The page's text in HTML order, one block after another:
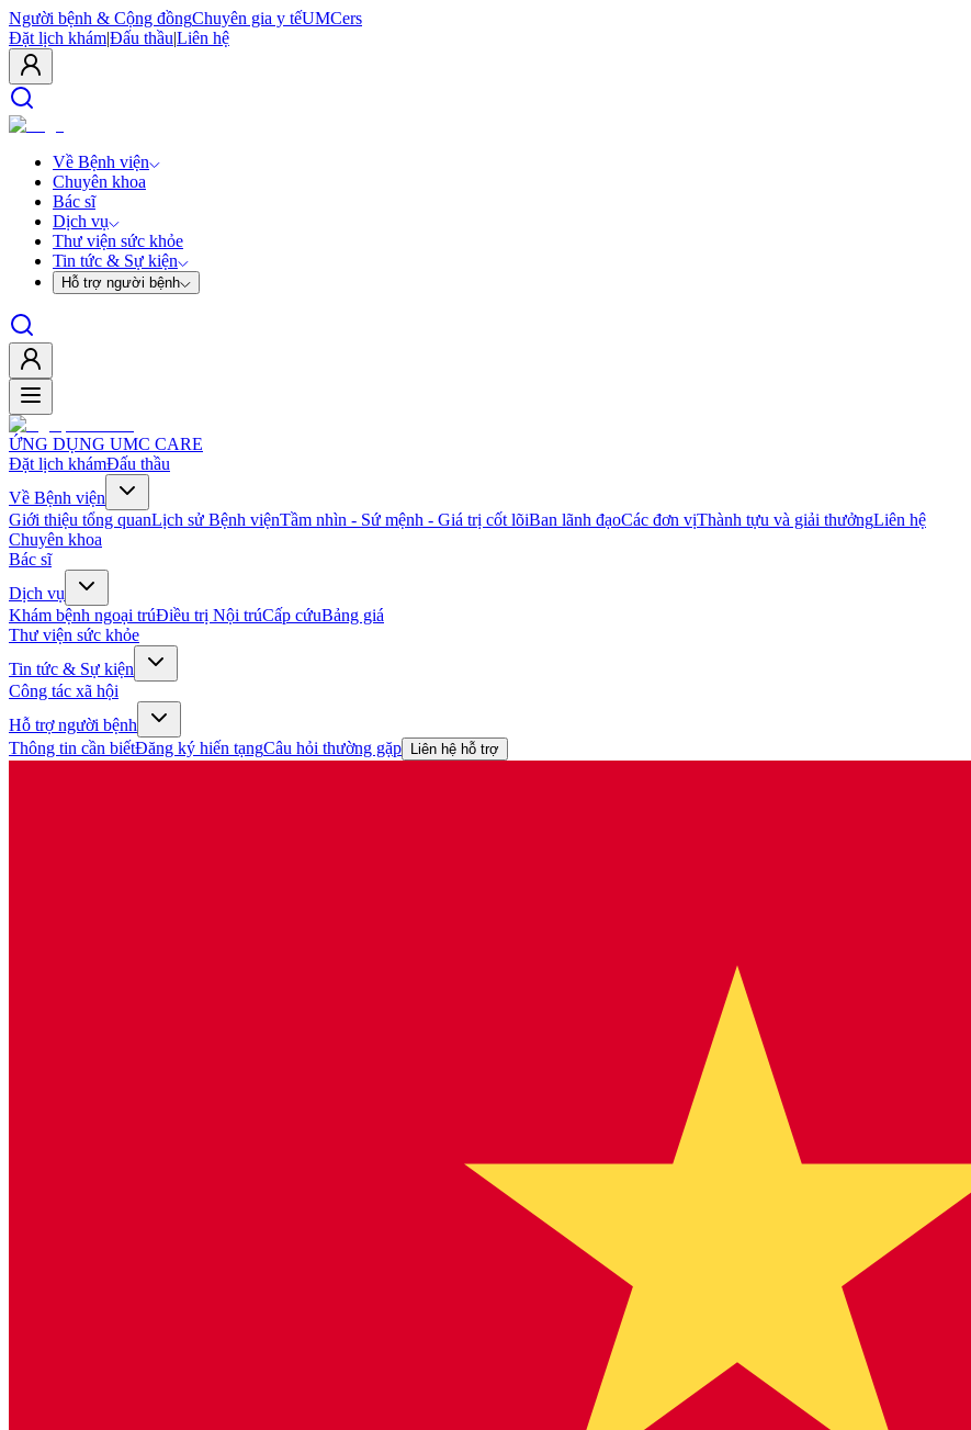
Người bệnh & Cộng đồngChuyên gia y tếUMCers
Đặt lịch khám|Đấu thầu|Liên hệ
Về Bệnh viện
Chuyên khoa
Bác sĩ
Dịch vụ
Thư viện sức khỏe
Tin tức & Sự kiện
Hỗ trợ người bệnh
ỨNG DỤNG UMC CARE
Đặt lịch khámĐấu thầu
Về Bệnh viện
Giới thiệu tổng quanLịch sử Bệnh việnTầm nhìn - Sứ mệnh - Giá trị cốt lõiBan lãnh đạoCác đơn vịThành tựu và giải thưởngLiên hệ
Chuyên khoa
Bác sĩ
Dịch vụ
Khám bệnh ngoại trúĐiều trị Nội trúCấp cứuBảng giá
Thư viện sức khỏe
Tin tức & Sự kiện
Công tác xã hội
Hỗ trợ người bệnh
Thông tin cần biếtĐăng ký hiến tạngCâu hỏi thường gặp Liên hệ hỗ trợ